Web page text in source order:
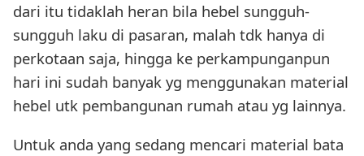
dari itu tidaklah heran bila hebel sungguh-
sungguh laku di pasaran, malah tdk hanya di
perkotaan saja, hingga ke perkampunganpun
hari ini sudah banyak yg menggunakan material
hebel utk pembangunan rumah atau yg lainnya.
Untuk anda yang sedang mencari material bata